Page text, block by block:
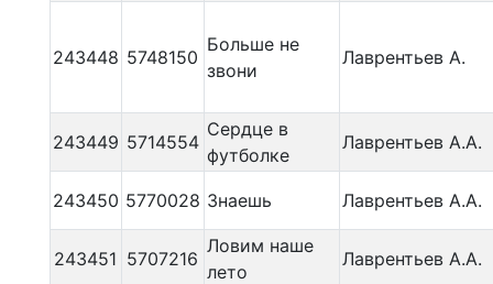
243448 5748150
Больше не
звони
Лаврентьев А.
243449 5714554
Сердце в
футболке
Лаврентьев А.А.
243450 5770028 Знаешь Лаврентьев А.А.
243451 5707216
Ловим наше
лето
Лаврентьев А.А.